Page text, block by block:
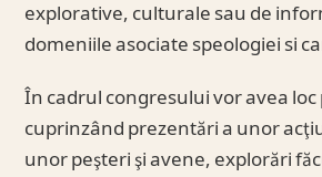
explorative, culturale sau de
domeniile asociate speologiei si
În cadrul congresului vor avea loc
cuprinzând prezentări a unor
unor peşteri şi avene, explorări